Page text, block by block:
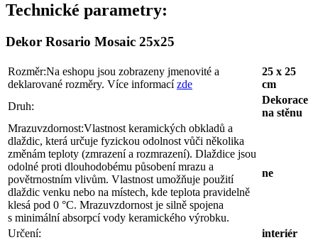
Technické parametry:
Dekor Rosario Mosaic 25x25
Rozměr:Na eshopu jsou zobrazeny jmenovité a
deklarované rozměry. Více informacízde
25 x 25
cm
Druh:
Dekorace
na stěnu
Mrazuvzdornost:Vlastnost keramických obkladů a
dlaždic, která určuje fyzickou odolnost vůči několika
změnám teploty (zmrazení a rozmrazení). Dlaždice jsou
odolné proti dlouhodobému působení mrazu a
povětrnostním vlivům. Vlastnost umožňuje použití
dlaždic venku nebo na místech, kde teplota pravidelně
klesá pod 0 °C. Mrazuvzdornost je silně spojena
s minimální absorpcí vody keramického výrobku.
ne
Určení:
interiér